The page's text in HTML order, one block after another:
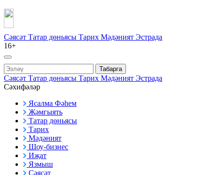
Сәясәт Татар дөньясы Тарих Мәдәният Эстрада
16+
Табарга
Сәясәт Татар дөньясы Тарих Мәдәният Эстрада
Сәхифәләр
Ясалма Фәһем
Җәмгыять
Татар дөньясы
Тарих
Мәдәният
Шоу-бизнес
Иҗат
Язмыш
Сәясәт